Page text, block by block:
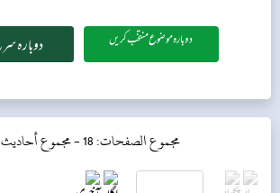
دوبارہ موضوع منتخب کریں
مجموع الصفحات: 18 - مجموع أحاديث: